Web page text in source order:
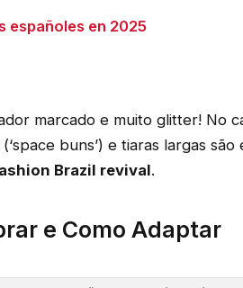
españoles en 2025
marcado e muito glitter! No
buns’) e tiaras largas são
Brazil revival.
e Como Adaptar